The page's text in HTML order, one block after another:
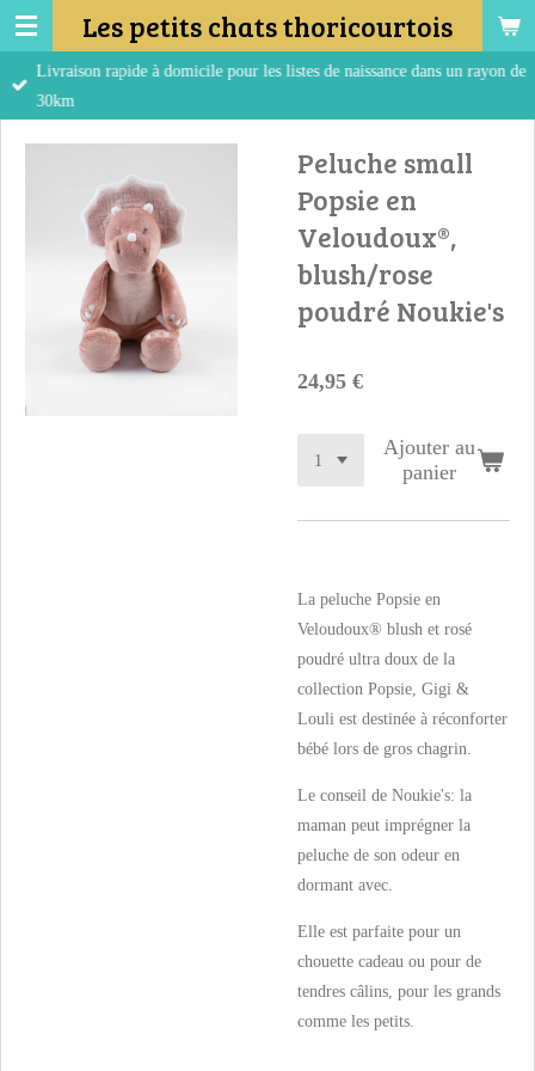
Passer
au
contenu
Les petits chats thoricourtois
Livraison rapide à domicile pour les listes de naissance dans un rayon de
30km
Peluche small
Popsie en
Veloudoux®,
blush/rose
poudré Noukie's
24,95 €
Ajouter au
panier
La peluche Popsie en
Veloudoux® blush et rosé
poudré ultra doux de la
collection Popsie, Gigi &
Louli est destinée à réconforter
bébé lors de gros chagrin.
Le conseil de Noukie's: la
maman peut imprégner la
peluche de son odeur en
dormant avec.
Elle est parfaite pour un
chouette cadeau ou pour de
tendres câlins, pour les grands
comme les petits.